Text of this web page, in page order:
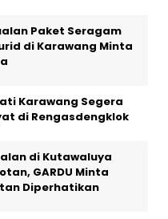
Paket Seragam
di Karawang Minta
Karawang Segera
di Rengasdengklok
di Kutawaluya
GARDU Minta
Diperhatikan